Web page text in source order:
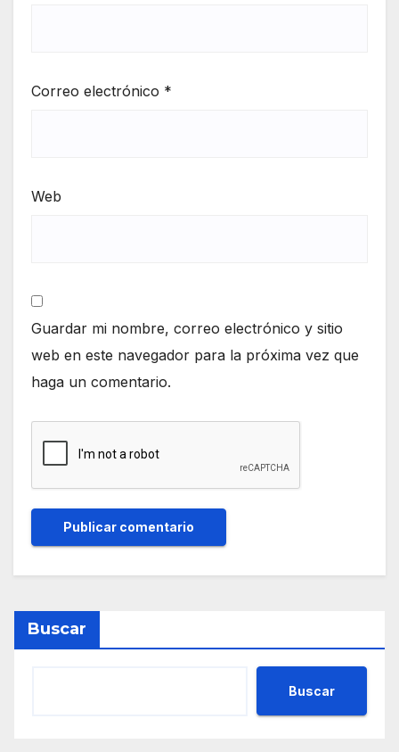
Correo electrónico *
Web
Guardar mi nombre, correo electrónico y sitio
web en este navegador para la próxima vez que
haga un comentario.
Buscar
Buscar